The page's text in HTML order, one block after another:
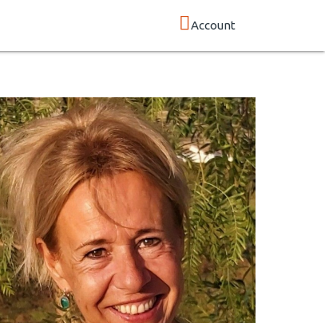
Account